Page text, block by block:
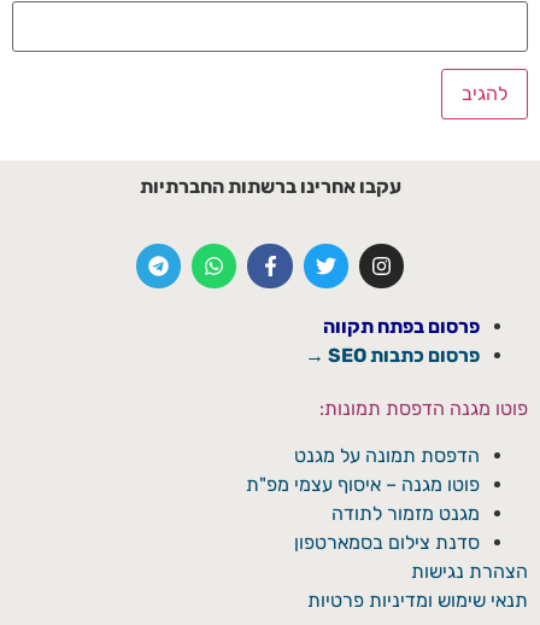
עקבו אחרינו ברשתות החברתיות
פרסום בפתח תקווה
פרסום כתבות SEO →
פוטו מגנה הדפסת תמונות:
הדפסת תמונה על מגנט
פוטו מגנה – איסוף עצמי מפ"ת
מגנט מזמור לתודה
סדנת צילום בסמארטפון
הצהרת נגישות
תנאי שימוש ומדיניות פרטיות